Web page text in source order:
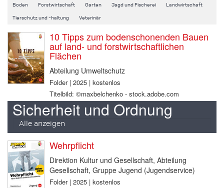
Boden Forstwirtschaft Garten Jagd und Fischerei Landwirtschaft
Tierschutz und -haltung Veterinär
10 Tipps zum bodenschonenden Bauen
auf land- und forstwirtschaftlichen
Flächen
Abteilung Umweltschutz
Folder | 2025 | kostenlos
Titelbild: ©maxbelchenko - stock.adobe.com
Sicherheit und Ordnung
Alle anzeigen
Wehrpflicht
Direktion Kultur und Gesellschaft, Abteilung
Gesellschaft, Gruppe Jugend (Jugendservice)
Folder | 2025 | kostenlos